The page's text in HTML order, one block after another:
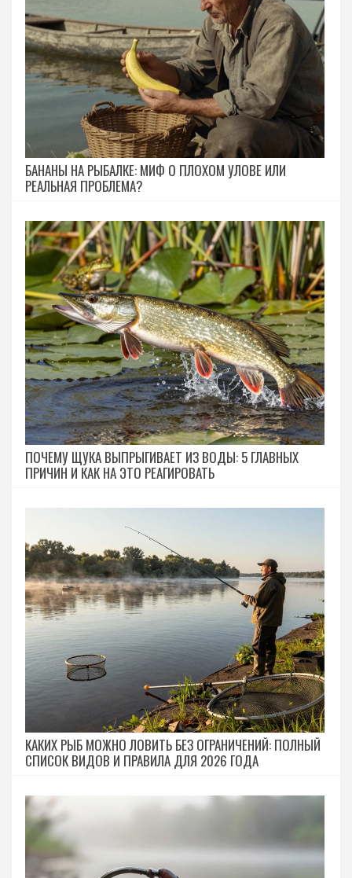
БАНАНЫ НА РЫБАЛКЕ: МИФ О ПЛОХОМ УЛОВЕ ИЛИ
РЕАЛЬНАЯ ПРОБЛЕМА?
ПОЧЕМУ ЩУКА ВЫПРЫГИВАЕТ ИЗ ВОДЫ: 5 ГЛАВНЫХ
ПРИЧИН И КАК НА ЭТО РЕАГИРОВАТЬ
КАКИХ РЫБ МОЖНО ЛОВИТЬ БЕЗ ОГРАНИЧЕНИЙ: ПОЛНЫЙ
СПИСОК ВИДОВ И ПРАВИЛА ДЛЯ 2026 ГОДА